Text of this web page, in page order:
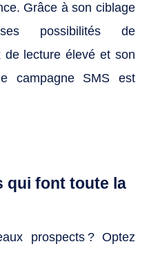
Grâce à son ciblage
possibilités de
de lecture élevé et son
campagne SMS est
qui font toute la
prospects ? Optez